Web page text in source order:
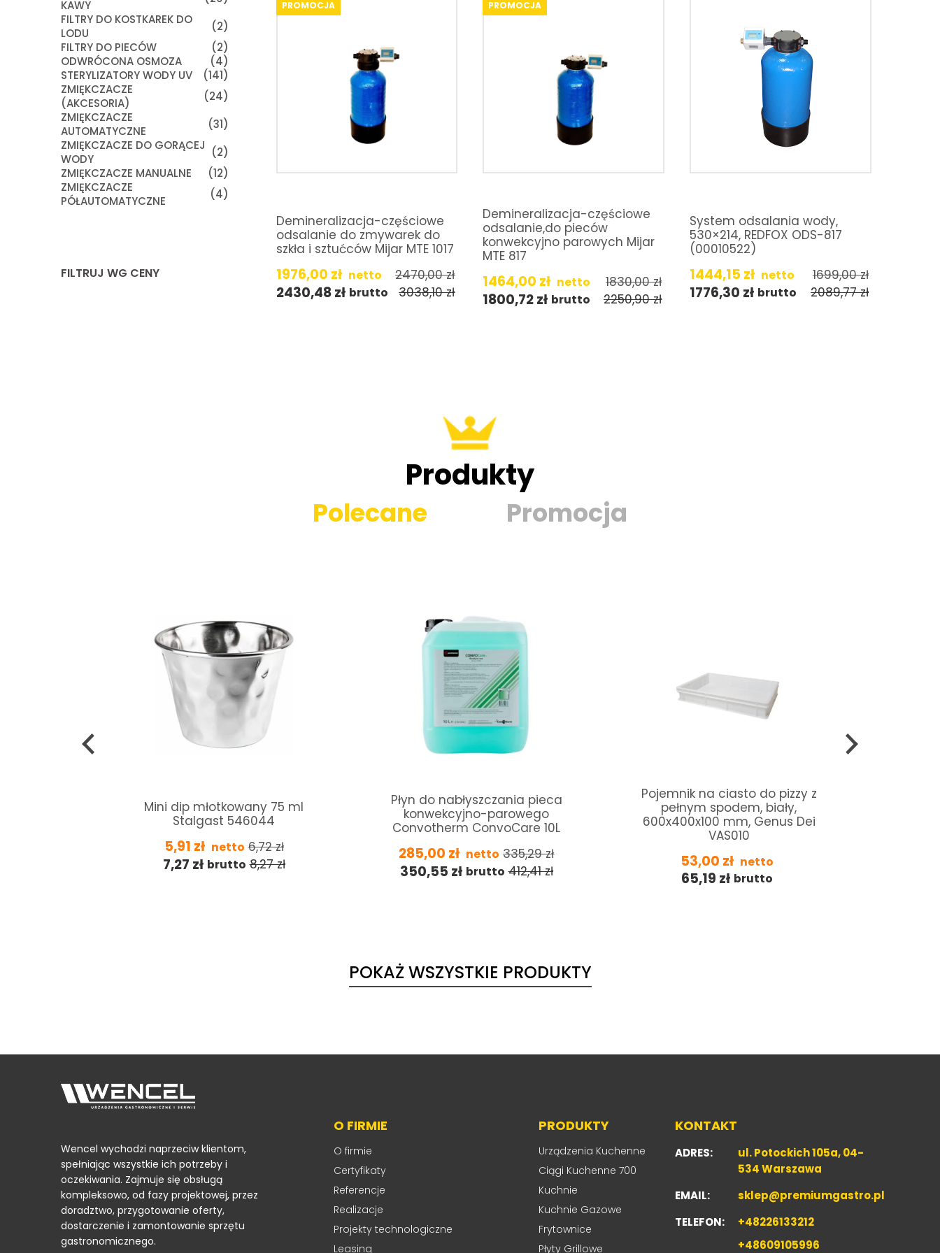
KAWY
FILTRY DO KOSTKAREK DO
LODU
(2)
FILTRY DO PIECÓW
(2)
ODWRÓCONA OSMOZA
(4)
STERYLIZATORY WODY UV
(141)
ZMIĘKCZACZE
(AKCESORIA)
(24)
ZMIĘKCZACZE
AUTOMATYCZNE
(31)
ZMIĘKCZACZE DO GORĄCEJ
WODY
(2)
ZMIĘKCZACZE MANUALNE
(12)
ZMIĘKCZACZE
PÓŁAUTOMATYCZNE
(4)
FILTRUJ WG CENY
PROMOCJA
Demineralizacja-częściowe
odsalanie do zmywarek do
szkła i sztućców Mijar MTE 1017
1976,00 zł netto 2470,00zł
2430,48zł brutto 3038,10zł
PROMOCJA
Demineralizacja-częściowe
odsalanie,do pieców
konwekcyjno parowych Mijar
MTE 817
1464,00 zł netto 1830,00zł
1800,72zł brutto 2250,90zł
System odsalania wody,
530×214, REDFOX ODS-817
(00010522)
1444,15 zł netto 1699,00zł
1776,30 zł brutto 2089,77zł
Produkty
Polecane Promocja
Mini dip młotkowany 75 ml
Stalgast 546044
5,91 zł netto 6,72zł
7,27 zł brutto 8,27zł
Płyn do nabłyszczania pieca
konwekcyjno-parowego
Convotherm ConvoCare 10L
285,00 zł netto 335,29zł
350,55 zł brutto 412,41zł
Pojemnik na ciasto do pizzy z
pełnym spodem, biały,
600x400x100 mm, Genus Dei
VAS010
53,00 zł netto
65,19 zł brutto
POKAŻ WSZYSTKIE PRODUKTY
Wencel wychodzi naprzeciw klientom,
spełniając wszystkie ich potrzeby i
oczekiwania. Zajmuje się obsługą
kompleksowo, od fazy projektowej, przez
doradztwo, przygotowanie oferty,
dostarczenie i zamontowanie sprzętu
gastronomicznego.
O FIRMIE
O firmie
Certyfikaty
Referencje
Realizacje
Projekty technologiczne
Leasing
PRODUKTY
Urządzenia Kuchenne
Ciągi Kuchenne 700
Kuchnie
Kuchnie Gazowe
Frytownice
Płyty Grillowe
KONTAKT
ADRES:
ul. Potockich 105a, 04-
534 Warszawa
EMAIL:
sklep@premiumgastro.pl
TELEFON:
+48226133212
+48609105996